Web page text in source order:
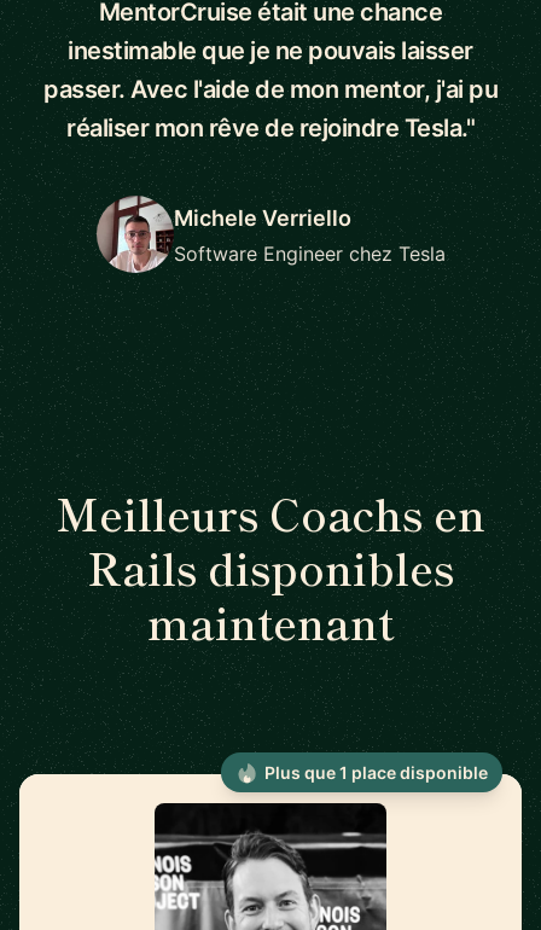
MentorCruise était une chance
inestimable que je ne pouvais laisser
passer. Avec l'aide de mon mentor, j'ai pu
réaliser mon rêve de rejoindre Tesla."
Michele Verriello
Software Engineer chez Tesla
Meilleurs Coachs en
Rails disponibles
maintenant
Plus que 1 place disponible